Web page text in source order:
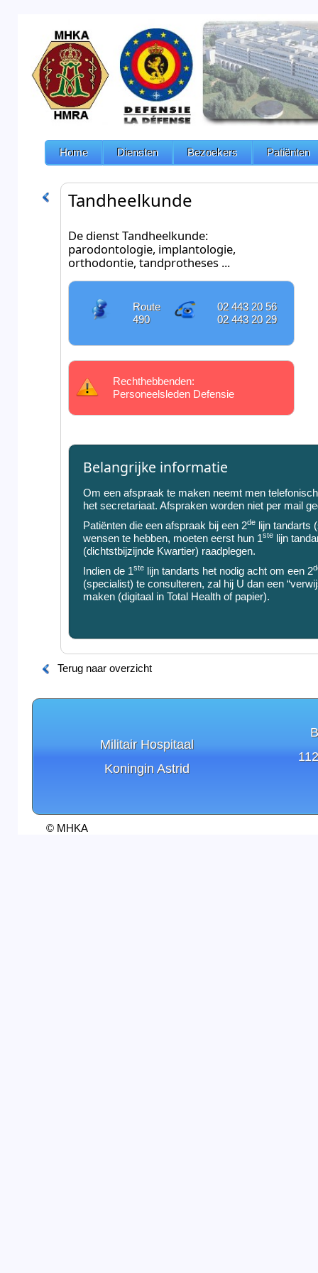
Home Diensten Bezoekers Patiënten
Tandheelkunde
De dienst Tandheelkunde:
parodontologie, implantologie,
orthodontie, tandprotheses ...
Route
490
02 443 20 56
02 443 20 29
Rechthebbenden:
Personeelsleden Defensie
Belangrijke informatie
Om een afspraak te maken neemt men
het secretariaat. Afspraken worden niet per mail
Patiënten die een afspraak bij een 2delijn tandarts
wensen te hebben, moeten eerst hun 1stelijn
(dichtstbijzijnde Kwartier) raadplegen.
Indien de 1stelijn tandarts het nodig acht om een 2
(specialist) te consulteren, zal hij U dan een
maken (digitaal in Total Health of papier).
Terug naar overzicht
Militair Hospitaal
Koningin Astrid
© MHKA